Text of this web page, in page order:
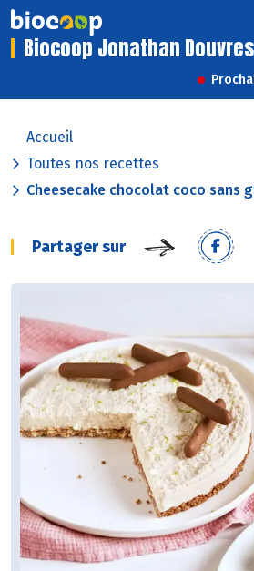
Biocoop Jonathan Douvres
Accueil
Toutes nos recettes
Cheesecake chocolat coco sans
Partager sur